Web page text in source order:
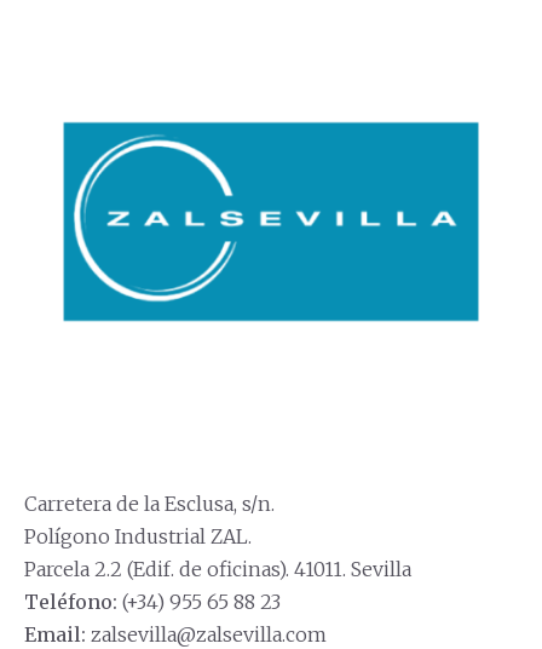
Carretera de la Esclusa, s/n.
Polígono Industrial ZAL.
Parcela 2.2 (Edif. de oficinas). 41011. Sevilla
Teléfono: (+34) 955 65 88 23
Email: zalsevilla@zalsevilla.com